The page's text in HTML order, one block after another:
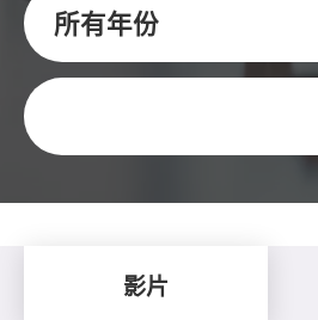
所有年份
關鍵字
影片